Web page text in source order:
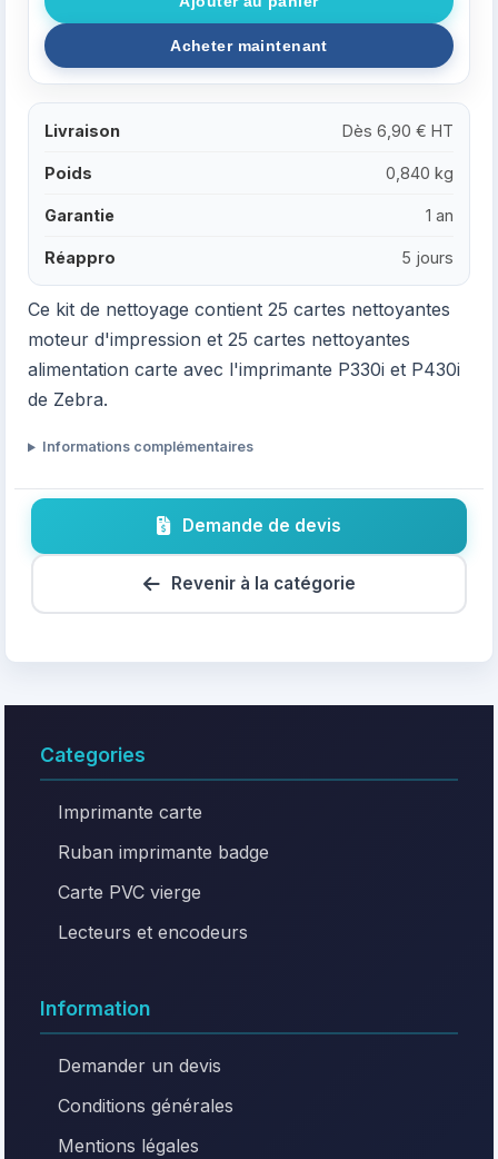
Livraison Dès 6,90 € HT
Poids 0,840 kg
Garantie 1 an
Réappro 5 jours
Ce kit de nettoyage contient 25 cartes nettoyantes
moteur d'impression et 25 cartes nettoyantes
alimentation carte avec l'imprimante P330i et P430i
de Zebra.
Informations complémentaires
Demande de devis
Revenir à la catégorie
Categories
Imprimante carte
Ruban imprimante badge
Carte PVC vierge
Lecteurs et encodeurs
Information
Demander un devis
Conditions générales
Mentions légales